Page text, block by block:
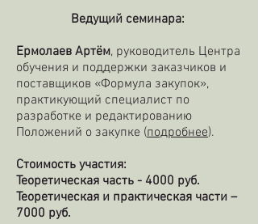
Ведущий семинара:
Ермолаев Артём, руководитель Центра
обучения и поддержки заказчиков и
поставщиков «Формула закупок»,
практикующий специалист по
разработке и редактированию
Положений о закупке (подробнее).
Стоимость участия:
Теоретическая часть - 4000 руб.
Теоретическая и практическая части –
7000 руб.